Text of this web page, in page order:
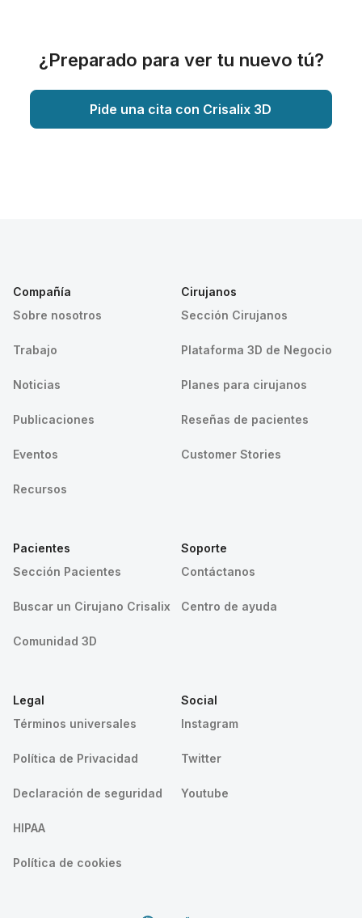
¿Preparado para ver tu nuevo tú?
Pide una cita con Crisalix 3D
Compañía
Sobre nosotros
Trabajo
Noticias
Publicaciones
Eventos
Recursos
Cirujanos
Sección Cirujanos
Plataforma 3D de Negocio
Planes para cirujanos
Reseñas de pacientes
Customer Stories
Pacientes
Sección Pacientes
Buscar un Cirujano Crisalix
Comunidad 3D
Soporte
Contáctanos
Centro de ayuda
Legal
Términos universales
Política de Privacidad
Declaración de seguridad
HIPAA
Política de cookies
Social
Instagram
Twitter
Youtube